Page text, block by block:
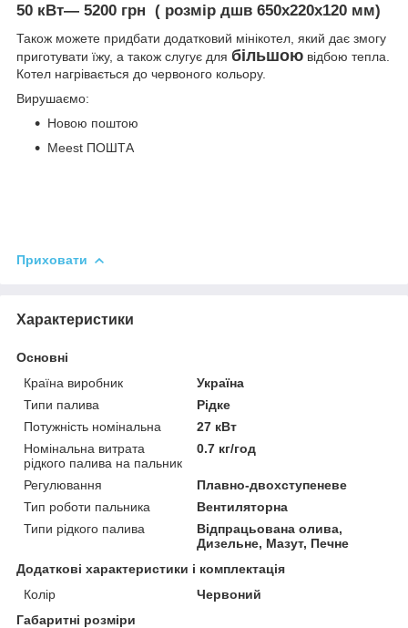
50 кВт— 5200 грн ( розмір дшв 650х220х120 мм)
Також можете придбати додатковий мінікотел, який дає змогу
приготувати їжу, а також слугує для більшою відбою тепла.
Котел нагрівається до червоного кольору.
Вирушаємо:
Новою поштою
Meest ПОШТА
Приховати
Характеристики
Основні
Країна виробник
Україна
Типи палива
Рідке
Потужність номінальна
27 кВт
Номінальна витрата
рідкого палива на пальник
0.7 кг/год
Регулювання
Плавно-двохступеневе
Тип роботи пальника
Вентиляторна
Типи рідкого палива
Відпрацьована олива,
Дизельне, Мазут, Печне
Додаткові характеристики і комплектація
Колір
Червоний
Габаритні розміри